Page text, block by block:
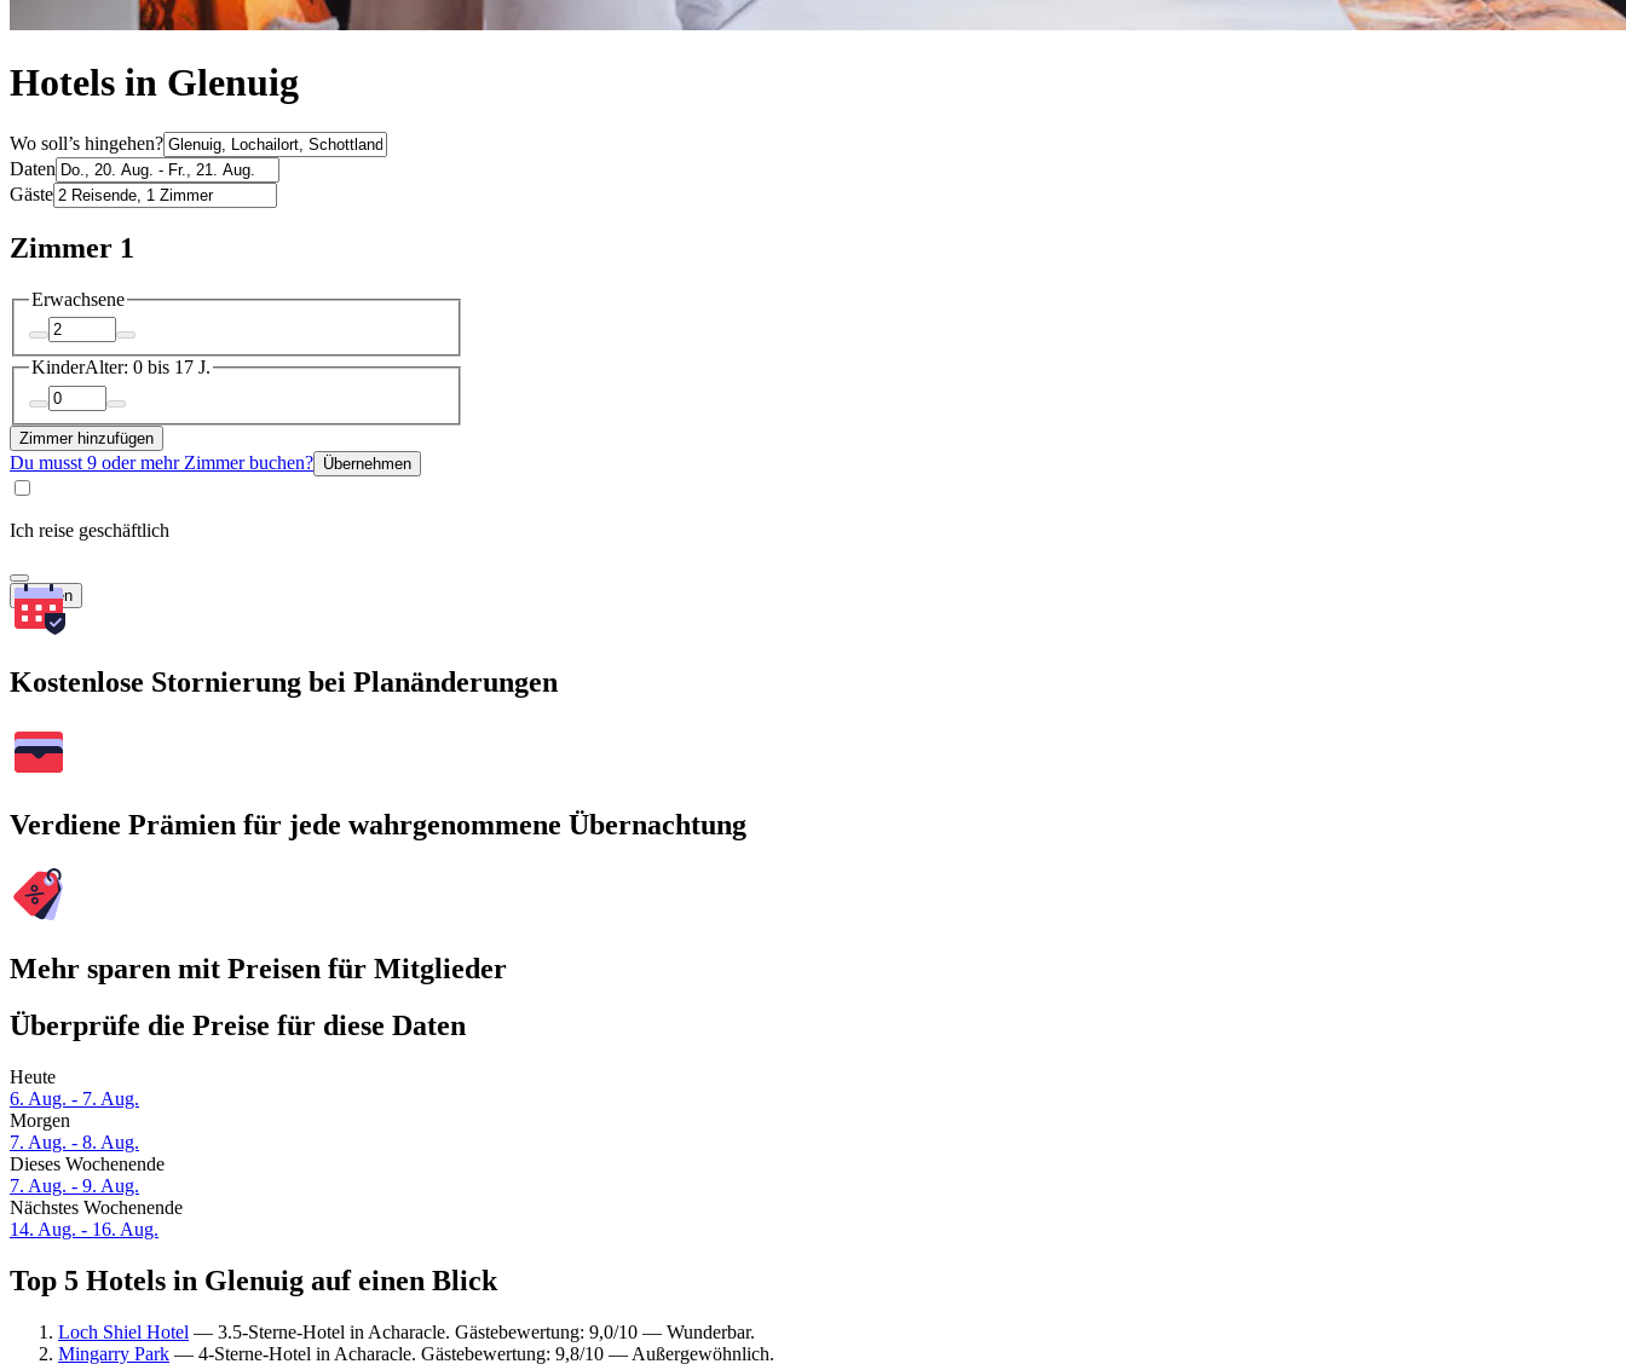
Hotels in Glenuig
Wo soll’s hingehen?
Daten
Gäste
Zimmer 1
Erwachsene
KinderAlter: 0 bis 17 J.
Zimmer hinzufügen
Du musst 9 oder mehr Zimmer buchen? Übernehmen
Ich reise geschäftlich
Suchen
Kostenlose Stornierung bei Planänderungen
Verdiene Prämien für jede wahrgenommene Übernachtung
Mehr sparen mit Preisen für Mitglieder
Überprüfe die Preise für diese Daten
Heute
6. Aug. - 7. Aug.
Morgen
7. Aug. - 8. Aug.
Dieses Wochenende
7. Aug. - 9. Aug.
Nächstes Wochenende
14. Aug. - 16. Aug.
Top 5 Hotels in Glenuig auf einen Blick
Loch Shiel Hotel — 3.5-Sterne-Hotel in Acharacle. Gästebewertung: 9,0/10 — Wunderbar.
Mingarry Park — 4-Sterne-Hotel in Acharacle. Gästebewertung: 9,8/10 — Außergewöhnlich.